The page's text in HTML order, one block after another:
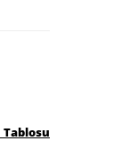
Tablosu